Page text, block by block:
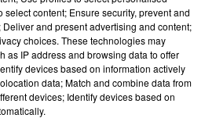
JaETF4sYhD
(@RGonzalezCBS)January
19, 2020
Sports a notamment relayé
select content; Ensure security, prevent and
and present advertising and content;
choices. These technologies may
as IP address and browsing data to offer
devices based on information actively
data; Match and combine data from
devices; Identify devices based on